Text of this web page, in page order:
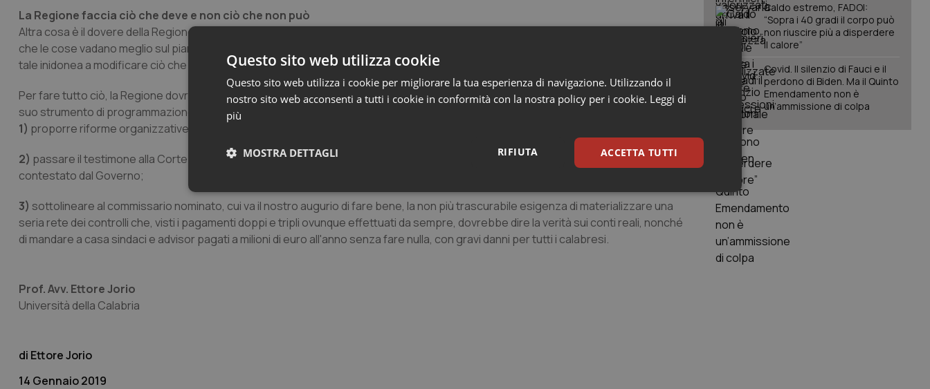
La Regione faccia ciò che deve e non ciò che non può
Altra cosa è il dovere della Regione, che tuttavia non esercita, di rendersi utile a realizzare quel passo in più che occorre per fare sì
che le cose vadano meglio sul piano della programmazione, sino ad oggi costruita a pezzi, così come l'abito di Arlecchino. In quanto
tale inidonea a modificare ciò che non va e a costruire, una volta per tutte, un sistema della salute accettabile.
Per fare tutto ciò, la Regione dovrebbe conoscere meglio le sue prerogative e sfidare chiunque legiferando in Consiglio regionale il
suo strumento di programmazione pluriennale della salute. Perverrebbe, quantomeno alla fine della legislatura, a tre risultati:
1) proporre riforme organizzative finalmente serie e non già piene zeppe delle idiozie che si leggono in giro;
2) passare il testimone alla Corte costituzionale, con il compito di decidere la legittimità del proprio esercizio legislativo, qualora
contestato dal Governo;
3) sottolineare al commissario nominato, cui va il nostro augurio di fare bene, la non più trascurabile esigenza di materializzare una
seria rete dei controlli che, visti i pagamenti doppi e tripli ovunque effettuati da sempre, dovrebbe dire la verità sui conti reali, nonché
di mandare a casa sindaci e advisor pagati a milioni di euro all'anno senza fare nulla, con gravi danni per tutti i calabresi.
Prof. Avv. Ettore Jorio
Università della Calabria
Ettore Jorio
14 Gennaio 2019
Caldo estremo, FADOI:
“Sopra i 40 gradi il corpo può
non riuscire più a disperdere
il calore”
Covid. Il silenzio di Fauci e il
perdono di Biden. Ma il Quinto
Emendamento non è
un’ammissione di colpa
Questo sito web utilizza cookie
Questo sito web utilizza i cookie per migliorare la tua esperienza di navigazione. Utilizzando il
nostro sito web acconsenti a tutti i cookie in conformità con la nostra policy per i cookie. Leggi di
più
ACCETTA TUTTI
RIFIUTA
MOSTRA DETTAGLI
Necessari Statistici Marketing